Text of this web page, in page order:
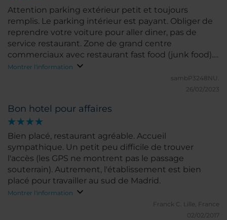
Attention parking extérieur petit et toujours
remplis. Le parking intérieur est payant. Obliger de
reprendre votre voiture pour aller diner, pas de
service restaurant. Zone de grand centre
commerciaux avec restaurant fast food (junk food).
Bon rapport qualité/prix car chambre confortable et
petit déjeuner complet et de bonne qualité.
Montrer l'information
sambP3248NU.
26/02/2023
Bon hotel pour affaires
Bien placé, restaurant agréable. Accueil
sympathique. Un petit peu difficile de trouver
l'accès (les GPS ne montrent pas le passage
souterrain). Autrement, l'établissement est bien
placé pour travailler au sud de Madrid.
Montrer l'information
Franck C.
Lille, France
02/02/2017